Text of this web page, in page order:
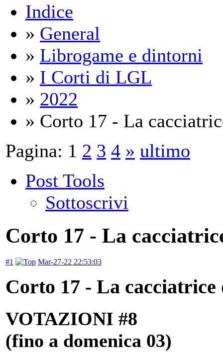
Indice
» General
» Librogame e dintorni
» I Corti di LGL
» 2022
» Corto 17 - La
Pagina: 1 2 3 4 » ultimo
Post Tools
Sottoscrivi
Corto 17 - La
#1 Mar-27-22 22:53:03
Corto 17 - La
VOTAZIONI #8
(fino a domenica 03)